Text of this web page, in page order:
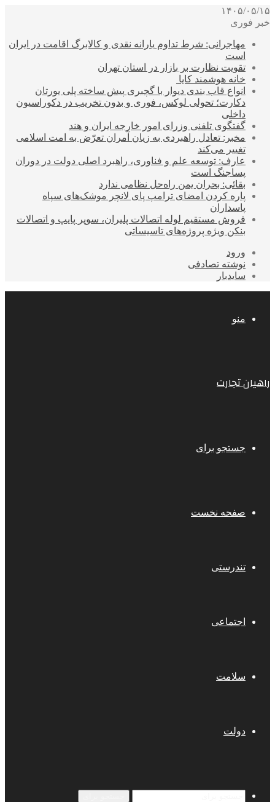
۱۴۰۵/۰۵/۱۵
خبر فوری
مهاجرانی: شرط تداوم یارانه نقدی و کالابرگ اقامت در ایران
است
تقویت نظارت بر بازار در استان تهران
خانه هوشمند کایا
انواع قاب بندی دیوار با گچبری پیش ساخته پلی یورتان
دکارت؛ تحولی لوکس، فوری و بدون تخریب در دکوراسیون
داخلی
گفتگوی تلفنی وزرای امور خارجه ایران و هند
مخبر: تعادل راهبردی به زیان آمران تعرّض به امت اسلامی
تغییر می‌کند
عارف: توسعه علم و فناوری، راهبرد اصلی دولت در دوران
پساجنگ است
بقائی: بحران یمن راه‌حل نظامی ندارد
پاره کردن امضای ترامپ پای لانچر موشک‌های سپاه
پاسداران
فروش مستقیم لوله اتصالات پلیران، سوپر پایپ و اتصالات
بنکن ویژه پروژه‌های تاسیساتی
ورود
نوشته تصادفی
سایدبار
منو
راهیان تجارت
جستجو برای
صفحه نخست
تندرستی
اجتماعی
سلامت
دولت